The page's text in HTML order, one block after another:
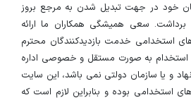
خود در جهت تبدیل شدن به مرجع بروز
سعی همیشگی همکاران ما ارائه
استخدامی خدمت بازدیدکنندگان محترم
استخدام به صورت مستقل و خصوصی اداره
و یا سازمان دولتی نمی باشد، این سایت
استخدامی بوده و بنابراین لازم است که